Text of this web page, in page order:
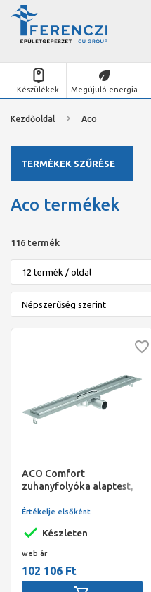
Készülékek Megújuló energia
Kezdőoldal Aco
Aco termékek
116 termék
ACO Comfort
zuhanyfolyóka alaptest,
mm, alacsony 65 mm
Készleten
Értékelje elsőként
web ár
102 106 Ft
TERMÉKEK SZŰRÉSE